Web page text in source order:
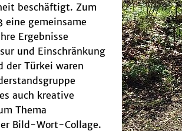
beschäftigt. Zum
eine gemeinsame
Ergebnisse
und Einschränkung
der Türkei waren
auch kreative
Thema
Bild-Wort-Collage.